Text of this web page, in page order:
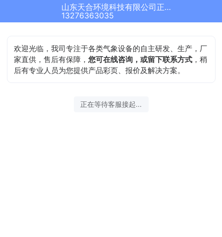
山东天合环境科技有限公司正在为您服务
13276363035
欢迎光临，我司专注于各类气象设备的自主研发、生产，厂
家直供，售后有保障，您可在线咨询，或留下联系方式 ，稍
后有专业人员为您提供产品彩页、报价及解决方案。
正在等待客服接起...